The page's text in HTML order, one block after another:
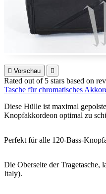
 Vorschau 
Rated out of 5 stars based on
Tasche für chromatisches
Diese Hülle ist maximal
Knopfakkordeon optimal zu
Perfekt für alle 120-Bass-
Die Oberseite der Tragetasche,
Italy).